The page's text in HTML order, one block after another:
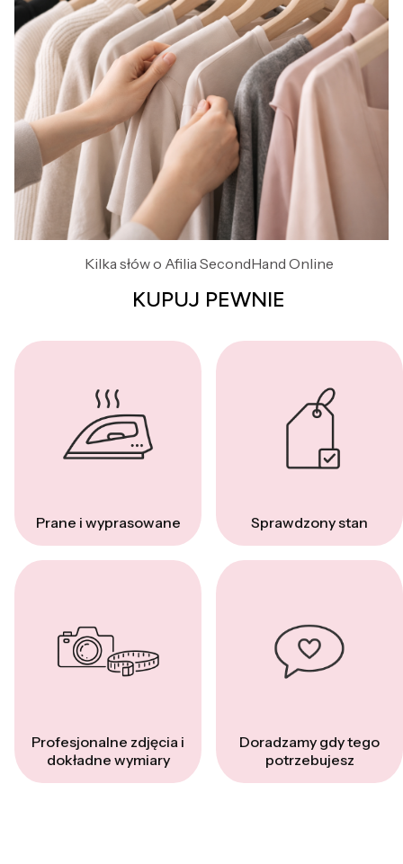
Kilka słów o Afilia SecondHand Online
KUPUJ PEWNIE
Prane i wyprasowane Sprawdzony stan
Profesjonalne zdjęcia i
dokładne wymiary
Doradzamy gdy tego
potrzebujesz